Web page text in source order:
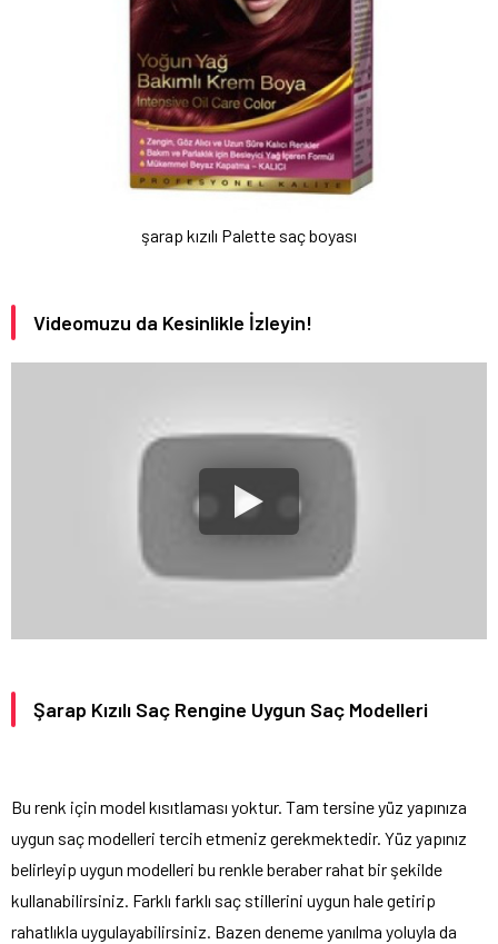
şarap kızılı Palette saç boyası
Videomuzu da Kesinlikle İzleyin!
Şarap Kızılı Saç Rengine Uygun Saç Modelleri
Bu renk için model kısıtlaması yoktur. Tam tersine yüz yapınıza
uygun saç modelleri tercih etmeniz gerekmektedir. Yüz yapınız
belirleyip uygun modelleri bu renkle beraber rahat bir şekilde
kullanabilirsiniz. Farklı farklı saç stillerini uygun hale getirip
rahatlıkla uygulayabilirsiniz. Bazen deneme yanılma yoluyla da